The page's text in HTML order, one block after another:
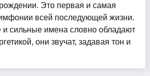
Это первая и самая
всей последующей жизни.
сильные имена словно обладают
они звучат, задавая тон и